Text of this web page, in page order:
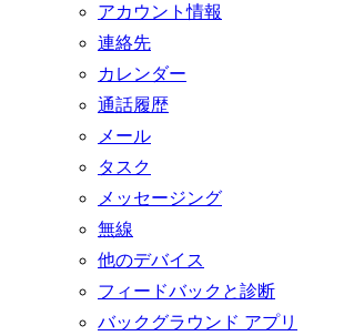
アカウント情報
連絡先
カレンダー
通話履歴
メール
タスク
メッセージング
無線
他のデバイス
フィードバックと診断
バックグラウンド アプリ